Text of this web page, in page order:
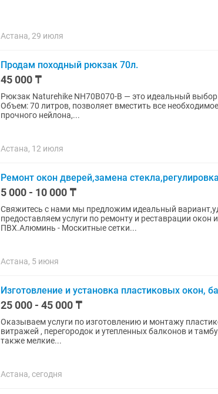
Астана, 29 июля
Продам походный рюкзак 70л.
45 000 ₸
Рюкзак Naturehike NH70B070-B — это идеальный
Объем: 70 литров, позволяет вместить все
прочного нейлона,...
Астана, 12 июля
Ремонт окон дверей,замена
5 000 - 10 000 ₸
Свяжитесь с нами мы предложим идеальный
предоставляем услуги по ремонту и реставрации окон и дверей - Монтаж
ПВХ.Алюминь - Москитные сетки...
Астана, 5 июня
Изготовление и установка пластиковых окон,
25 000 - 45 000 ₸
Оказываем услуги по изготовлению и монтажу
витражей , перегородок и утепленных балконов и
также мелкие...
Астана, сегодня